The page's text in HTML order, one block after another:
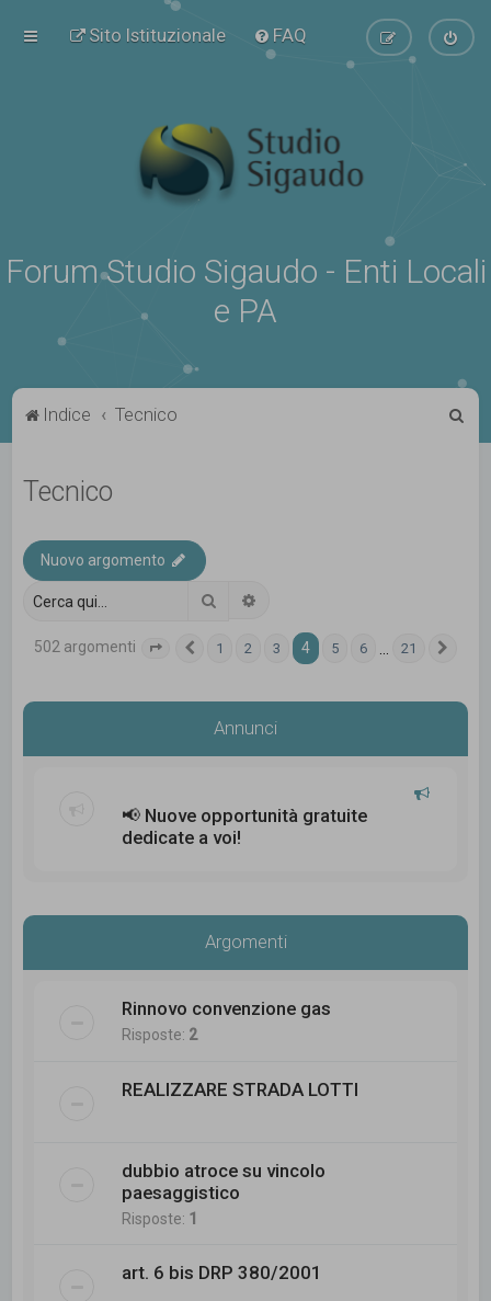
Sito Istituzionale FAQ
Forum Studio Sigaudo - Enti Locali
e PA
Indice Tecnico
Tecnico
Nuovo argomento
Cerca
502 argomenti Pagina di 21
Precedente
1 2 3 4 5 6 21
Annunci
📢 Nuove opportunità gratuite
dedicate a voi!
Argomenti
Rinnovo convenzione gas
Risposte: 2
REALIZZARE STRADA LOTTI
dubbio atroce su vincolo
paesaggistico
Risposte: 1
art. 6 bis DRP 380/2001